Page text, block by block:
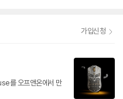
가입신청
를 오프앤온에서 만